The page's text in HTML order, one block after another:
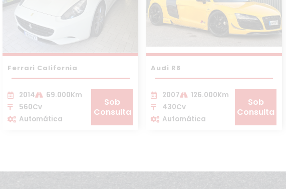
Ferrari California
2014
69.000Km
560Cv
Automática
Sob
Consulta
Audi R8
2007
126.000Km
430Cv
Automática
Sob
Consulta